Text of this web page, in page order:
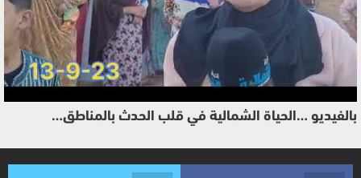
بالفيديو …الحياة الشمالية في قلب الحدث بالمناطق…